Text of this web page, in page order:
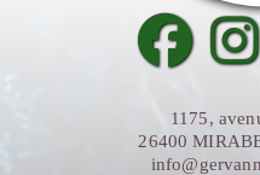
1175,
26400